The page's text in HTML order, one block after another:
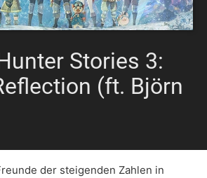
Stories 3:
(ft. Björn
der steigenden Zahlen in